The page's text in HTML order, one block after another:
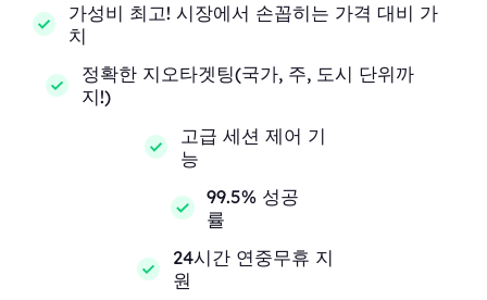
가성비 최고! 시장에서 손꼽히는 가격 대비 가
치
정확한 지오타겟팅(국가, 주, 도시 단위까
지!)
고급 세션 제어 기
능
99.5% 성공
률
24시간 연중무휴 지
원